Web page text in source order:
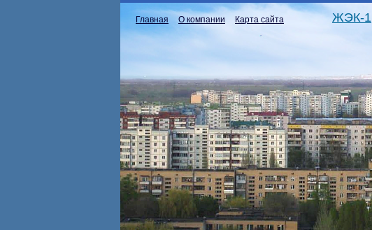
Главная О компании Карта сайта ЖЭК-1